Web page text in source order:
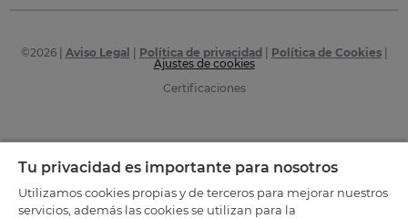
©2026| Aviso Legal Política de privacidad Política de Cookies|
Ajustes de cookies
Certificaciones
Tu privacidad es importante para nosotros
Utilizamos cookies propias y de terceros para mejorar nuestros
servicios, además las cookies se utilizan para la